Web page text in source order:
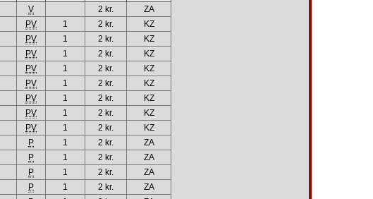
V
2 kr.
ZA
PV 1 2 kr.
KZ
PV 1 2 kr.
KZ
PV 1 2 kr.
KZ
PV 1 2 kr.
KZ
PV 1 2 kr.
KZ
PV 1 2 kr.
KZ
PV 1 2 kr.
KZ
PV 1 2 kr.
KZ
P 1 2 kr.
ZA
P 1 2 kr.
ZA
P 1 2 kr.
ZA
P 1 2 kr.
ZA